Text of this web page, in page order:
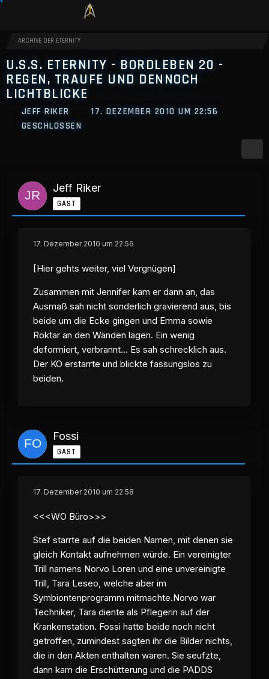
ARCHIVE DER ETERNITY
U.S.S. ETERNITY - BORDLEBEN 20 -
REGEN, TRAUFE UND DENNOCH
LICHTBLICKE
JEFF RIKER
17. DEZEMBER 2010 UM 22:56
GESCHLOSSEN
Jeff Riker
GAST
17. Dezember 2010 um 22:56
[Hier gehts weiter, viel Vergnügen]
Zusammen mit Jennifer kam er dann an, das
Ausmaß sah nicht sonderlich gravierend aus, bis
beide um die Ecke gingen und Emma sowie
Roktar an den Wänden lagen. Ein wenig
deformiert, verbrannt... Es sah schrecklich aus.
Der KO erstarrte und blickte fassungslos zu
beiden.
Fossi
GAST
17. Dezember 2010 um 22:58
<<<WO Büro>>>
Stef starrte auf die beiden Namen, mit denen sie
gleich Kontakt aufnehmen würde. Ein vereinigter
Trill namens Norvo Loren und eine unvereinigte
Trill, Tara Leseo, welche aber im
Symbiontenprogramm mitmachte.Norvo war
Techniker, Tara diente als Pflegerin auf der
Krankenstation. Fossi hatte beide noch nicht
getroffen, zumindest sagten ihr die Bilder nichts,
die in den Akten enthalten waren. Sie seufzte,
dann kam die Erschütterung und die PADDS